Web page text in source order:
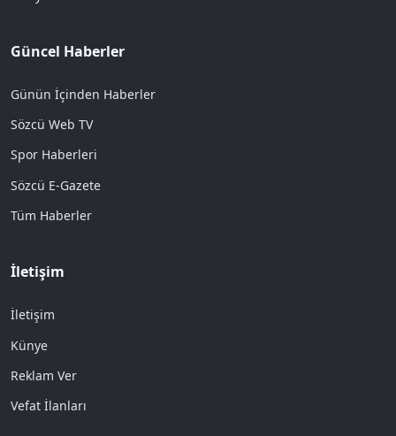
Güncel Haberler
Günün İçinden Haberler
Sözcü Web TV
Spor Haberleri
Sözcü E-Gazete
Tüm Haberler
İletişim
İletişim
Künye
Reklam Ver
Vefat İlanları